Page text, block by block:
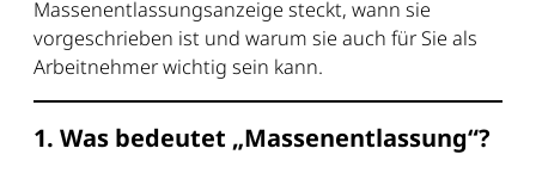
Massenentlassungsanzeige steckt, wann sie
vorgeschrieben ist und warum sie auch für Sie als
Arbeitnehmer wichtig sein kann.
1. Was bedeutet „Massenentlassung“?